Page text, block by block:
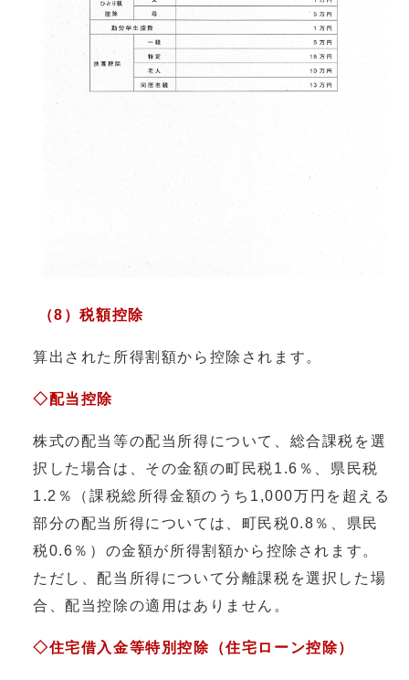
（8）税額控除
算出された所得割額から控除されます。
◇配当控除
株式の配当等の配当所得について、総合課税を選
択した場合は、その金額の町民税1.6％、県民税
1.2％（課税総所得金額のうち1,000万円を超える
部分の配当所得については、町民税0.8％、県民
税0.6％）の金額が所得割額から控除されます。
ただし、配当所得について分離課税を選択した場
合、配当控除の適用はありません。
◇住宅借入金等特別控除（住宅ローン控除）